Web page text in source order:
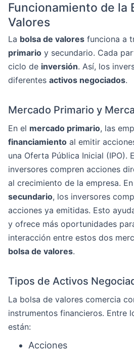
Funcionamiento de la
Valores
La bolsa de valores funciona a
primario y secundario. Cada
ciclo de inversión. Así, los
diferentes activos negociados.
Mercado Primario y
En el mercado primario, las
financiamiento al emitir
una Oferta Pública Inicial (IPO).
inversores compren acciones
al crecimiento de la empresa.
secundario, los inversores
acciones ya emitidas. Esto
y ofrece más oportunidades
interacción entre estos dos
bolsa de valores.
Tipos de Activos
La bolsa de valores comercia
instrumentos financieros. Entre
están:
Acciones